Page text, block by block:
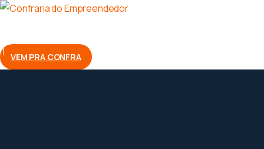
VEM PRA CONFRA